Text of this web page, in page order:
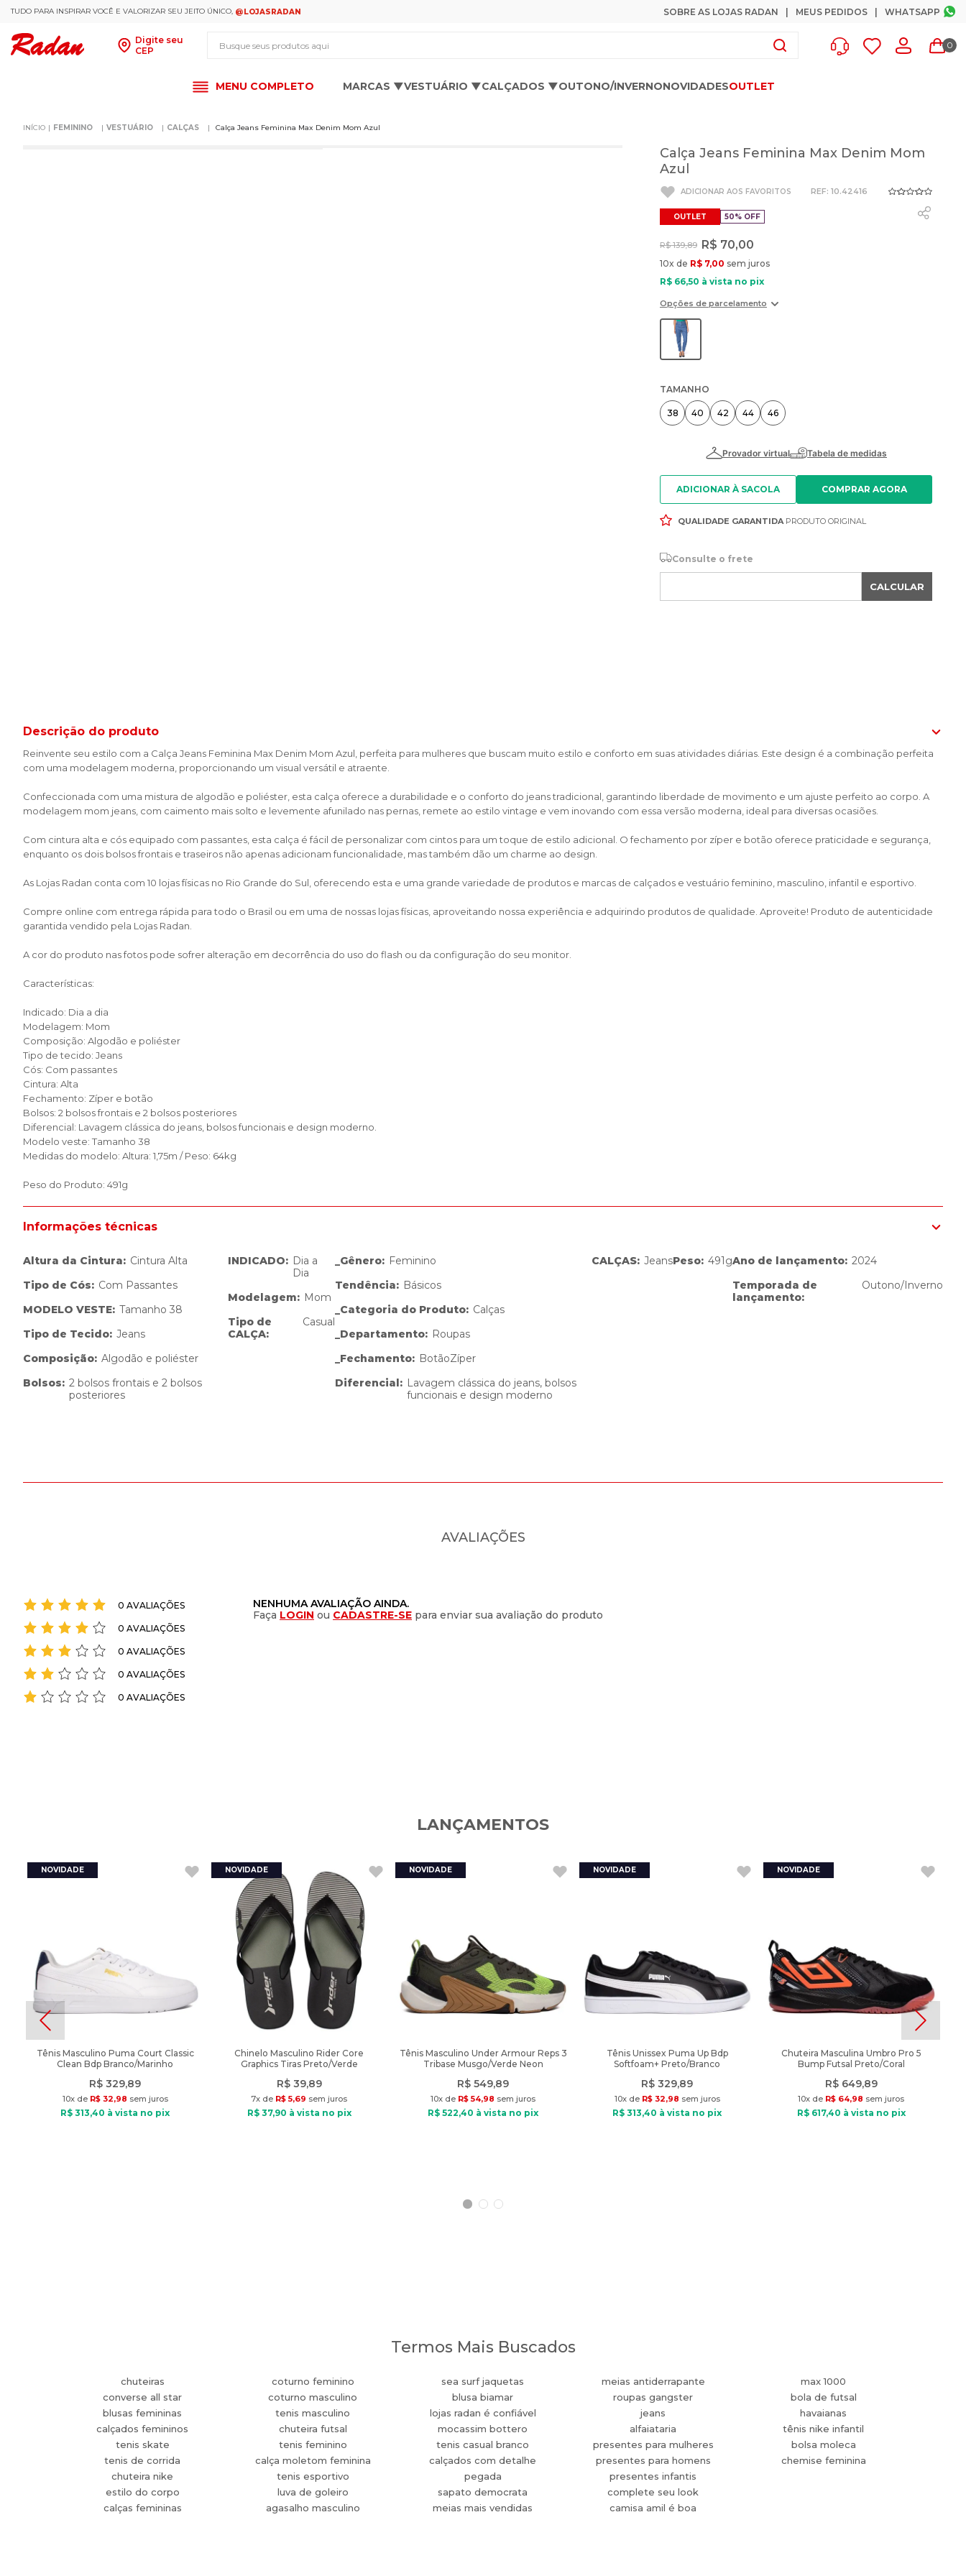
TUDO PARA INSPIRAR VOCÊ E VALORIZAR SEU JEITO ÚNICO, @LOJASRADAN SOBRE AS LOJAS RADAN MEUS PEDIDOS WHATSAPP
Digite seu
CEP
0
MENU COMPLETO MARCAS ▼VESTUÁRIO ▼CALÇADOS ▼OUTONO/INVERNONOVIDADESOUTLET
FEMININO VESTUÁRIO CALÇAS Calça Jeans Feminina Max Denim Mom Azul
Calça Jeans Feminina Max Denim Mom
Azul
: 10.42416
OUTLET 50% OFF
R$ 139,89 R$ 70,00
10x de R$ 7,00 sem juros
R$ 66,50 à vista no pix
Opções de parcelamento
TAMANHO
38 40 42 44 46
ADICIONAR À SACOLA
QUALIDADE GARANTIDAPRODUTO ORIGINAL
Consulte o frete
CALCULAR
Descrição do produto
Reinvente seu estilo com a Calça Jeans Feminina Max Denim Mom Azul, perfeita para mulheres que buscam muito estilo e conforto em suas atividades diárias. Este design é a combinação perfeita
com uma modelagem moderna, proporcionando um visual versátil e atraente.
Confeccionada com uma mistura de algodão e poliéster, esta calça oferece a durabilidade e o conforto do jeans tradicional, garantindo liberdade de movimento e um ajuste perfeito ao corpo. A
modelagem mom jeans, com caimento mais solto e levemente afunilado nas pernas, remete ao estilo vintage e vem inovando com essa versão moderna, ideal para diversas ocasiões.
Com cintura alta e cós equipado com passantes, esta calça é fácil de personalizar com cintos para um toque de estilo adicional. O fechamento por zíper e botão oferece praticidade e segurança,
enquanto os dois bolsos frontais e traseiros não apenas adicionam funcionalidade, mas também dão um charme ao design.
As Lojas Radan conta com 10 lojas físicas no Rio Grande do Sul, oferecendo esta e uma grande variedade de produtos e marcas de calçados e vestuário feminino, masculino, infantil e esportivo.
Compre online com entrega rápida para todo o Brasil ou em uma de nossas lojas físicas, aproveitando nossa experiência e adquirindo produtos de qualidade. Aproveite! Produto de autenticidade
garantida vendido pela Lojas Radan.
A cor do produto nas fotos pode sofrer alteração em decorrência do uso do flash ou da configuração do seu monitor.
Características:
Indicado: Dia a dia
Modelagem: Mom
Composição: Algodão e poliéster
Tipo de tecido: Jeans
Cós: Com passantes
Cintura: Alta
Fechamento: Zíper e botão
Bolsos: 2 bolsos frontais e 2 bolsos posteriores
Diferencial: Lavagem clássica do jeans, bolsos funcionais e design moderno.
Modelo veste: Tamanho 38
Medidas do modelo: Altura: 1,75m / Peso: 64kg
Peso do Produto: 491g
Informações técnicas
Altura da Cintura: Cintura Alta
Tipo de Cós: Com Passantes
MODELO VESTE: Tamanho 38
Tipo de Tecido: Jeans
Composição: Algodão e poliéster
Bolsos: 2 bolsos frontais e 2 bolsos
posteriores
INDICADO: Dia a
Dia
Modelagem: Mom
Tipo de
CALÇA:
Casual
_Gênero: Feminino
Tendência: Básicos
_Categoria do Produto: Calças
_Departamento: Roupas
_Fechamento: BotãoZíper
Diferencial: Lavagem clássica do jeans, bolsos
funcionais e design moderno
CALÇAS: JeansPeso: 491gAno de lançamento: 2024
Temporada de
lançamento:
Outono/Inverno
AVALIAÇÕES
0 AVALIAÇÕES
0 AVALIAÇÕES
0 AVALIAÇÕES
0 AVALIAÇÕES
0 AVALIAÇÕES
NENHUMA AVALIAÇÃO AINDA.
Faça LOGIN ou CADASTRE-SE para enviar sua avaliação do produto
LANÇAMENTOS
Tênis Masculino Puma Court Classic
Clean Bdp Branco/Marinho
R$ 329,89
10x de R$ 32,98 sem juros
R$ 313,40 à vista no pix
Chinelo Masculino Rider Core
Graphics Tiras Preto/Verde
R$ 39,89
7x de R$ 5,69 sem juros
R$ 37,90 à vista no pix
Tênis Masculino Under Armour Reps 3
Tribase Musgo/Verde Neon
R$ 549,89
10x de R$ 54,98 sem juros
R$ 522,40 à vista no pix
Tênis Unissex Puma Up Bdp
Softfoam+ Preto/Branco
R$ 329,89
10x de R$ 32,98 sem juros
R$ 313,40 à vista no pix
Chuteira Masculina Umbro Pro 5
Bump Futsal Preto/Coral
R$ 649,89
10x de R$ 64,98 sem juros
R$ 617,40 à vista no pix
Termos Mais Buscados
chuteiras
converse all star
blusas femininas
calçados femininos
tenis skate
tenis de corrida
chuteira nike
estilo do corpo
calças femininas
coturno feminino
coturno masculino
tenis masculino
chuteira futsal
tenis feminino
calça moletom feminina
tenis esportivo
luva de goleiro
agasalho masculino
sea surf jaquetas
blusa biamar
lojas radan é confiável
mocassim bottero
tenis casual branco
calçados com detalhe
pegada
sapato democrata
meias mais vendidas
meias antiderrapante
roupas gangster
jeans
alfaiataria
presentes para mulheres
presentes para homens
presentes infantis
complete seu look
camisa amil é boa
max 1000
bola de futsal
havaianas
tênis nike infantil
bolsa moleca
chemise feminina